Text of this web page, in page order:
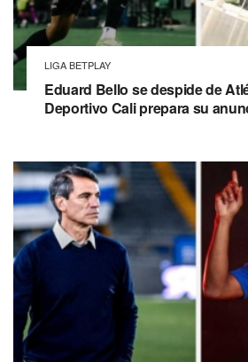
LIGA BETPLAY
Eduard Bello se despide de
Deportivo Cali prepara su